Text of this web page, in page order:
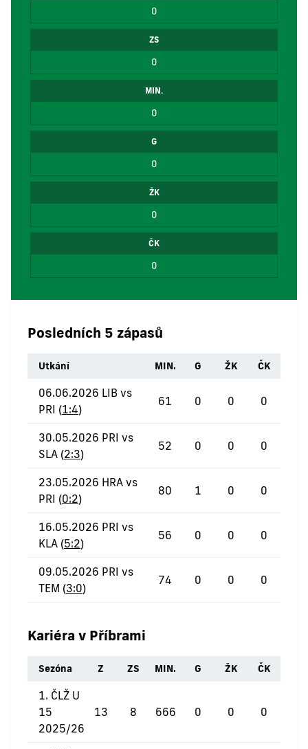
0
ZS
0
MIN.
0
G
0
ŽK
0
ČK
0
Posledních 5 zápasů
Utkání MIN. G ŽK ČK
06.06.2026 LIB vs
PRI (1:4)
61 0 0 0
30.05.2026 PRI vs
SLA (2:3)
52 0 0 0
23.05.2026 HRA vs
PRI (0:2)
80 1 0 0
16.05.2026 PRI vs
KLA (5:2)
56 0 0 0
09.05.2026 PRI vs
TEM (3:0)
74 0 0 0
Kariéra v Příbrami
Sezóna Z ZS MIN. G ŽK ČK
1. ČLŽ U
15
2025/26
13 8 666 0 0 0